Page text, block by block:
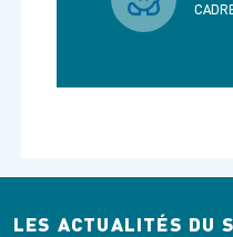
LES ACTUALITÉS DU